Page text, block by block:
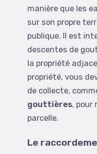
manière que les
sur son propre
publique. Il est
descentes de
la propriété
propriété, vous
de collecte,
gouttières, pour
parcelle.
Le